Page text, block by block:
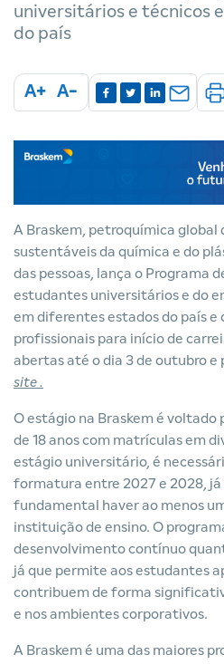
universitários e técnicos
do país
A+ A-
A Braskem, petroquímica global
sustentáveis da química e do
das pessoas, lança o Programa
estudantes universitários e do
em diferentes estados do país
profissionais para início de
abertas até o dia 3 de outubro e
site.
O estágio na Braskem é
de 18 anos com matrículas em
estágio universitário, é
formatura entre 2027 e 2028, já
fundamental haver ao menos
instituição de ensino. O
desenvolvimento contínuo
já que permite aos estudantes
contribuem de forma
e nos ambientes corporativos.
A Braskem é uma das maiores